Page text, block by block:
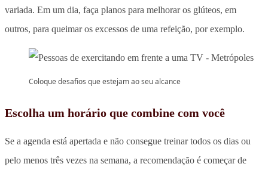
variada. Em um dia, faça planos para melhorar os glúteos, em
outros, para queimar os excessos de uma refeição, por exemplo.
Coloque desafios que estejam ao seu alcance
Escolha um horário que combine com você
Se a agenda está apertada e não consegue treinar todos os dias ou
pelo menos três vezes na semana, a recomendação é começar de